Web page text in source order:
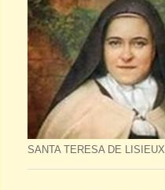
SANTA TERESA DE LISIEUX